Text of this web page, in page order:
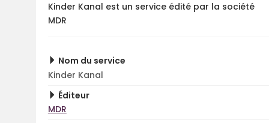
Kinder Kanal est un service édité par la société
MDR
Nom du service
Kinder Kanal
Éditeur
MDR